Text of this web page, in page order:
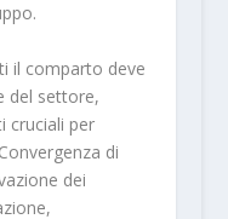
il comparto deve
del settore,
cruciali per
di
dei